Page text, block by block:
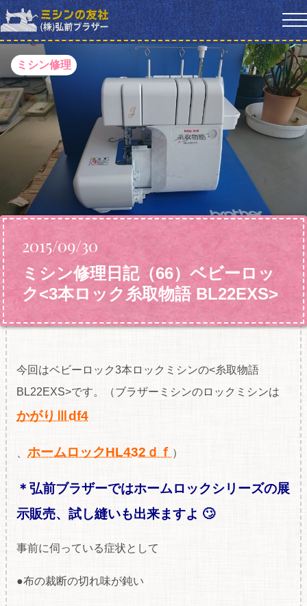
ミシン修理
2015/09/30
ミシン修理日記（66）ベビーロッ
ク<3本ロック糸取物語 BL22EXS>
今回はベビーロック3本ロックミシンの<糸取物語
BL22EXS>です。（ブラザーミシンのロックミシンは
かがりⅢdf4
ホームロックHL432ｄｆ ）
＊弘前ブラザーではホームロックシリーズの展
示販売、試し縫いも出来ますよ 🙄
事前に伺っている症状として
●布の裁断の切れ味が鈍い